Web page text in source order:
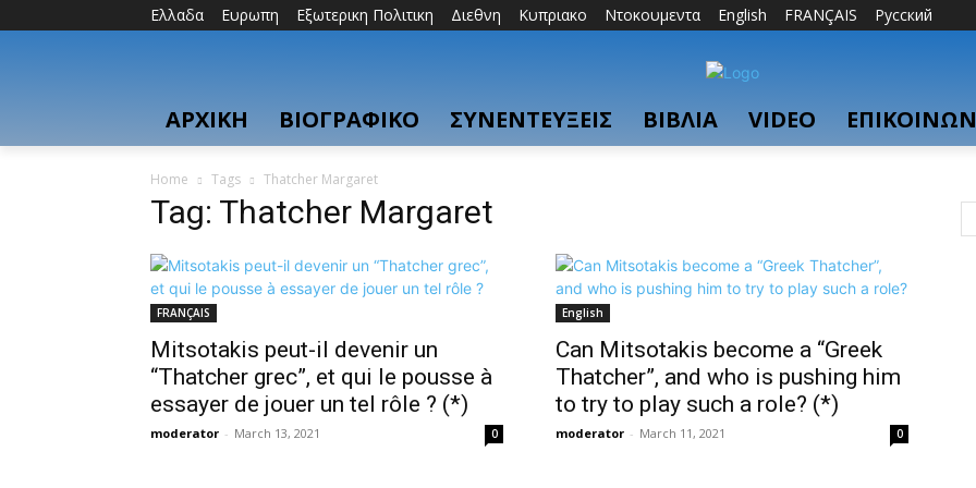
Ελλαδα Ευρωπη Εξωτερικη Πολιτικη Διεθνη Κυπριακο Ντοκουμεντα English FRANÇAIS Русский
ΑΡΧΙΚΗ ΒΙΟΓΡΑΦΙΚΟ ΣΥΝΕΝΤΕΥΞΕΙΣ ΒΙΒΛΙΑ VIDEO
Home Tags Thatcher Margaret
Tag: Thatcher Margaret
FRANÇAIS
Mitsotakis peut-il devenir un
“Thatcher grec”, et qui le pousse à
essayer de jouer un tel rôle ? (*)
moderator - March 13, 2021 0
English
Can Mitsotakis become a “Greek
Thatcher”, and who is pushing him
to try to play such a role? (*)
moderator - March 11, 2021 0